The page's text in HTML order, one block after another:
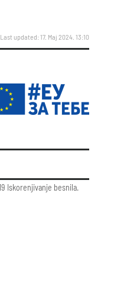
Last updated: 17. Maj 2024. 13:10
Iskorenjivanje besnila.